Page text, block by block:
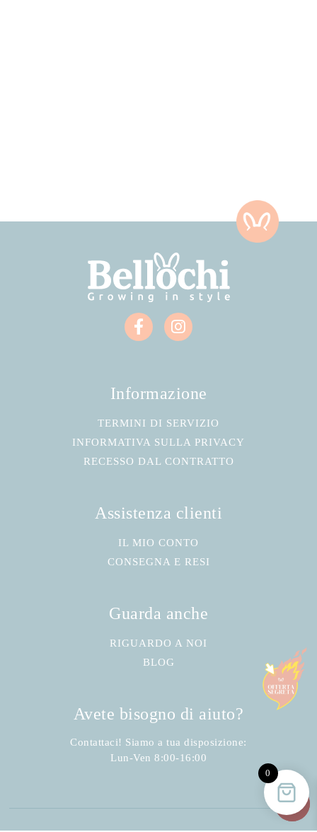
Informazione
TERMINI DI SERVIZIO
INFORMATIVA SULLA PRIVACY
RECESSO DAL CONTRATTO
Assistenza clienti
IL MIO CONTO
CONSEGNA E RESI
Guarda anche
RIGUARDO A NOI
BLOG
Avete bisogno di aiuto?
Contattaci! Siamo a tua disposizione:
Lun-Ven 8:00-16:00
0